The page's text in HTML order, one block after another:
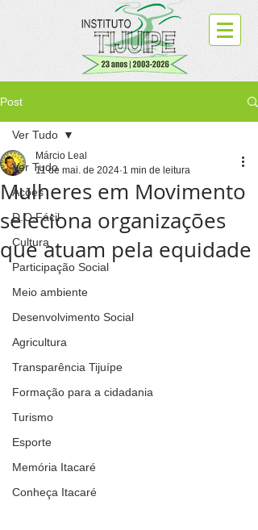
Post
Ver Tudo
Ações
D.O.Fácil
Cultura
Participação Social
Meio ambiente
Desenvolvimento Social
Agricultura
Transparência Tijuípe
Formação para a cidadania
Turismo
Esporte
Memória Itacaré
Conheça Itacaré
Ver Tudo
Mulheres em Movimento
seleciona organizações
que atuam pela equidade
Márcio Leal
11 de mai. de 2024 1 min de leitura